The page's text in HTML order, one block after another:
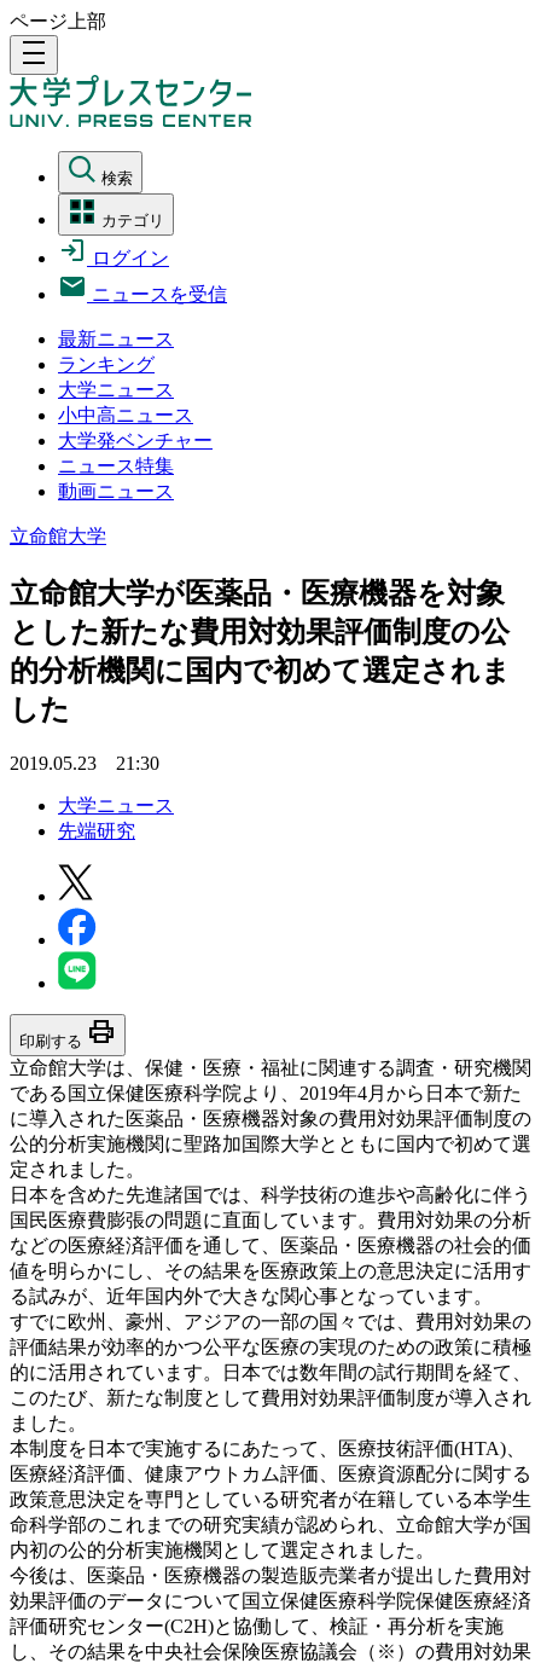
ページ上部
density_medium
検索
カテゴリ
ログイン
ニュースを受信
最新ニュース
ランキング
大学ニュース
小中高ニュース
大学発ベンチャー
ニュース特集
動画ニュース
立命館大学
立命館大学が医薬品・医療機器を対象
とした新たな費用対効果評価制度の公
的分析機関に国内で初めて選定されま
した
2019.05.23 21:30
大学ニュース
先端研究
印刷する print
立命館大学は、保健・医療・福祉に関連する調査・研究機関
である国立保健医療科学院より、2019年4月から日本で新た
に導入された医薬品・医療機器対象の費用対効果評価制度の
公的分析実施機関に聖路加国際大学とともに国内で初めて選
定されました。
日本を含めた先進諸国では、科学技術の進歩や高齢化に伴う
国民医療費膨張の問題に直面しています。費用対効果の分析
などの医療経済評価を通して、医薬品・医療機器の社会的価
値を明らかにし、その結果を医療政策上の意思決定に活用す
る試みが、近年国内外で大きな関心事となっています。
すでに欧州、豪州、アジアの一部の国々では、費用対効果の
評価結果が効率的かつ公平な医療の実現のための政策に積極
的に活用されています。日本では数年間の試行期間を経て、
このたび、新たな制度として費用対効果評価制度が導入され
ました。
本制度を日本で実施するにあたって、医療技術評価(HTA)、
医療経済評価、健康アウトカム評価、医療資源配分に関する
政策意思決定を専門としている研究者が在籍している本学生
命科学部のこれまでの研究実績が認められ、立命館大学が国
内初の公的分析実施機関として選定されました。
今後は、医薬品・医療機器の製造販売業者が提出した費用対
効果評価のデータについて国立保健医療科学院保健医療経済
評価研究センター(C2H)と協働して、検証・再分析を実施
し、その結果を中央社会保険医療協議会（※）の費用対効果